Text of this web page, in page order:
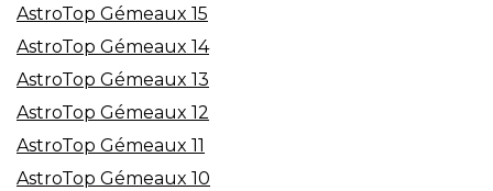
AstroTop Gémeaux 15
AstroTop Gémeaux 14
AstroTop Gémeaux 13
AstroTop Gémeaux 12
AstroTop Gémeaux 11
AstroTop Gémeaux 10